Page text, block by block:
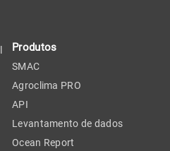
Produtos
SMAC
Agroclima PRO
API
Levantamento de dados
Ocean Report